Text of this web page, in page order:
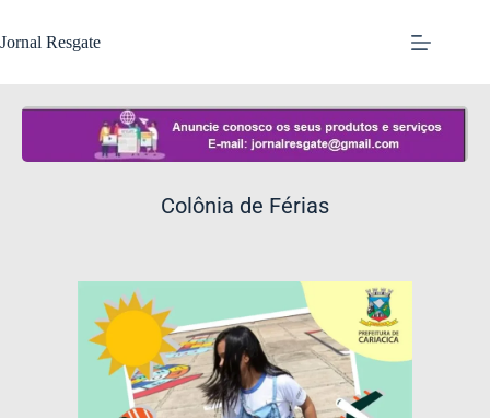
Jornal Resgate
Colônia de Férias